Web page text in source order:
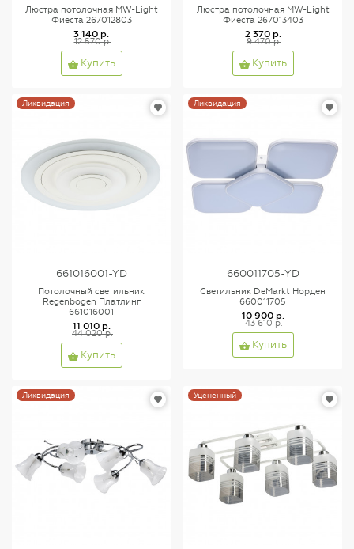
Люстра потолочная MW-Light
Фиеста 267012803
3 140 р.
12 570 р.
Купить
Люстра потолочная MW-Light
Фиеста 267013403
2 370 р.
9 470 р.
Купить
Ликвидация
661016001-YD
Потолочный светильник
Regenbogen Платлинг
661016001
11 010 р.
44 020 р.
Купить
Ликвидация
660011705-YD
Светильник DeMarkt Норден
660011705
10 900 р.
43 610 р.
Купить
Ликвидация Уцененный